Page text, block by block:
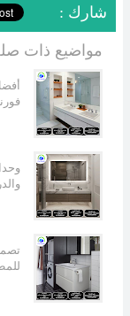
: شارك
مواضيع ذات